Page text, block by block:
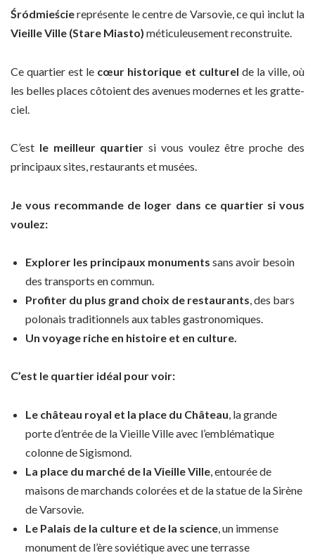
Śródmieściereprésente le centre de Varsovie, ce qui inclut la
Vieille Ville (Stare Miasto) méticuleusement reconstruite.
Ce quartier est le cœur historique et culturel de la ville, où
les belles places côtoient des avenues modernes et les gratte-
ciel.
C’est le meilleur quartier si vous voulez être proche des
principaux sites, restaurants et musées.
Je vous recommande de loger dans ce quartier si vous
voulez:
Explorer les principaux monuments sans avoir besoin
des transports en commun.
Profiter du plus grand choix de restaurants, des bars
polonais traditionnels aux tables gastronomiques.
Un voyage riche en histoire et en culture.
C’est le quartier idéal pour voir:
Le château royal et la place du Château, la grande
porte d’entrée de la Vieille Ville avec l’emblématique
colonne de Sigismond.
La place du marché de la Vieille Ville, entourée de
maisons de marchands colorées et de la statue de la Sirène
de Varsovie.
Le Palais de la culture et de la science, un immense
monument de l’ère soviétique avec une terrasse